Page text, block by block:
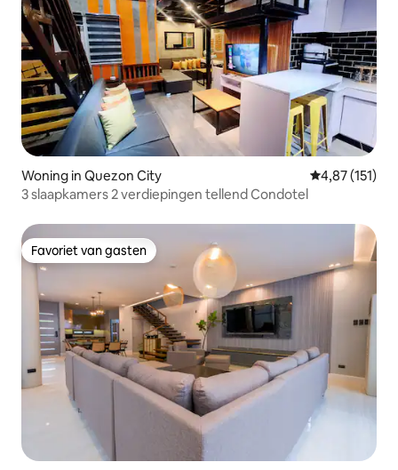
Woning in Quezon City Gemiddelde
4,87 (151)
3 slaapkamers 2 verdiepingen tellend Condotel
Favoriet van gasten
Favoriet van gasten